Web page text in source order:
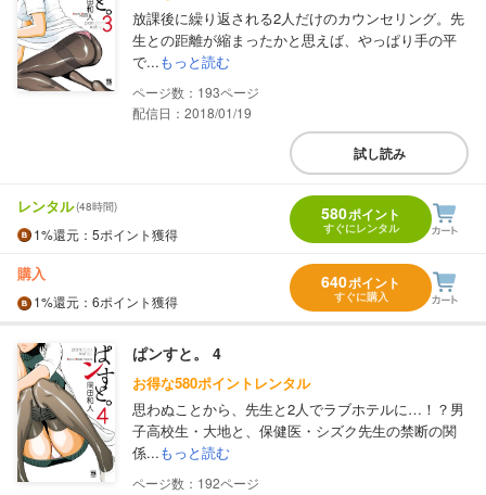
放課後に繰り返される2人だけのカウンセリング。先
生との距離が縮まったかと思えば、やっぱり手の平
で...もっと読む
193
配信日：2018/01/19
試し読み
レンタル(48時間)
1%還元 ：5ポイント獲得
580ポイント
すぐにレンタル
購入
1%還元 ：6ポイント獲得
640ポイント
すぐに購入
ぱンすと。 4
お得な580ポイントレンタル
思わぬことから、先生と2人でラブホテルに…！？男
子高校生・大地と、保健医・シズク先生の禁断の関
係...もっと読む
192